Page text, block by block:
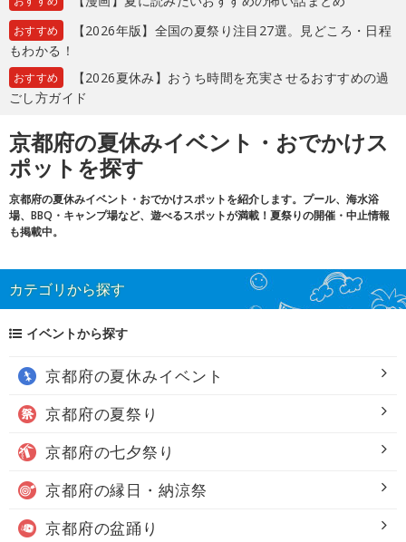
おすすめ
【2026年版】全国の夏祭り注目27選。見どころ・日程
もわかる！
おすすめ
【2026夏休み】おうち時間を充実させるおすすめの過
ごし方ガイド
京都府の夏休みイベント・おでかけス
ポットを探す
京都府の夏休みイベント・おでかけスポットを紹介します。プール、海水浴
場、BBQ・キャンプ場など、遊べるスポットが満載！夏祭りの開催・中止情報
も掲載中。
カテゴリから探す
イベントから探す
京都府の夏休みイベント
京都府の夏祭り
京都府の七夕祭り
京都府の縁日・納涼祭
京都府の盆踊り